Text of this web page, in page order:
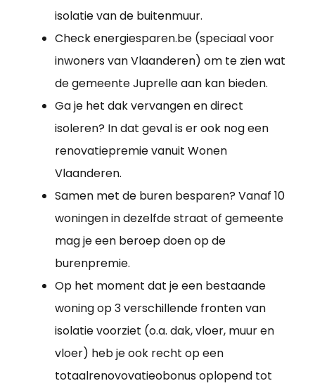
isolatie van de buitenmuur.
Check energiesparen.be (speciaal voor
inwoners van Vlaanderen) om te zien wat
de gemeente Juprelle aan kan bieden.
Ga je het dak vervangen en direct
isoleren? In dat geval is er ook nog een
renovatiepremie vanuit Wonen
Vlaanderen.
Samen met de buren besparen? Vanaf 10
woningen in dezelfde straat of gemeente
mag je een beroep doen op de
burenpremie.
Op het moment dat je een bestaande
woning op 3 verschillende fronten van
isolatie voorziet (o.a. dak, vloer, muur en
vloer) heb je ook recht op een
totaalrenovovatieobonus oplopend tot